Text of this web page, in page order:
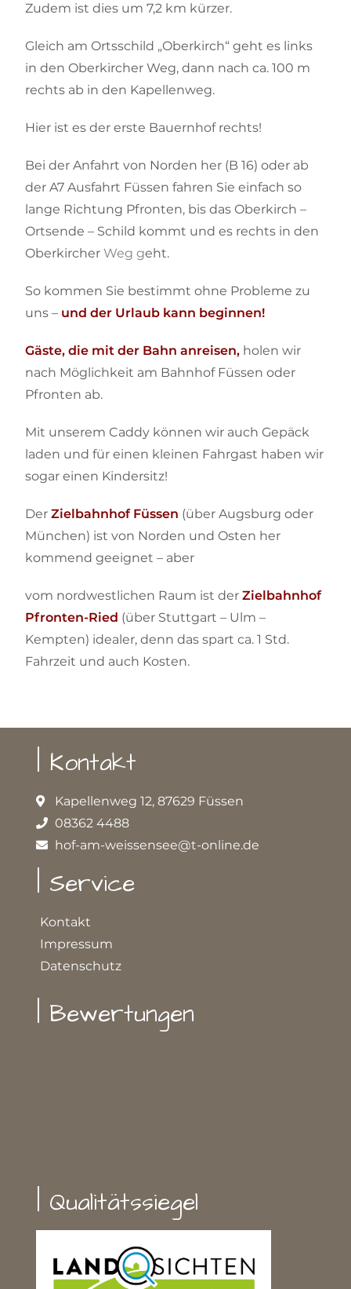
Zudem ist dies um 7,2 km kürzer.
Gleich am Ortsschild „Oberkirch“ geht es links
in den Oberkircher Weg, dann nach ca. 100 m
rechts ab in den Kapellenweg.
Hier ist es der erste Bauernhof rechts!
Bei der Anfahrt von Norden her (B 16) oder ab
der A7 Ausfahrt Füssen fahren Sie einfach so
lange Richtung Pfronten, bis das Oberkirch –
Ortsende – Schild kommt und es rechts in den
Oberkircher Weg geht.
So kommen Sie bestimmt ohne Probleme zu
uns – und der Urlaub kann beginnen!
Gäste, die mit der Bahn anreisen, holen wir
nach Möglichkeit am Bahnhof Füssen oder
Pfronten ab.
Mit unserem Caddy können wir auch Gepäck
laden und für einen kleinen Fahrgast haben wir
sogar einen Kindersitz!
DerZielbahnhof Füssen (über Augsburg oder
München) ist von Norden und Osten her
kommend geeignet – aber
vom nordwestlichen Raum ist derZielbahnhof
Pfronten-Ried (über Stuttgart – Ulm –
Kempten) idealer, denn das spart ca. 1 Std.
Fahrzeit und auch Kosten.
| Kontakt
Kapellenweg 12, 87629 Füssen
08362 4488
hof-am-weissensee@t-online.de
| Service
Kontakt
Impressum
Datenschutz
| Bewertungen
| Qualitätssiegel